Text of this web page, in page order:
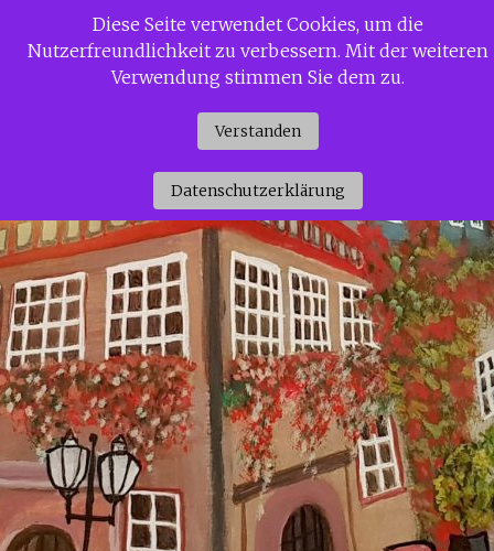
InhaltSiggi Gerdaus Welt
Diese Seite verwendet Cookies, um die
Nutzerfreundlichkeit zu verbessern. Mit der weiteren
Verwendung stimmen Sie dem zu.
Verstanden
Datenschutzerklärung